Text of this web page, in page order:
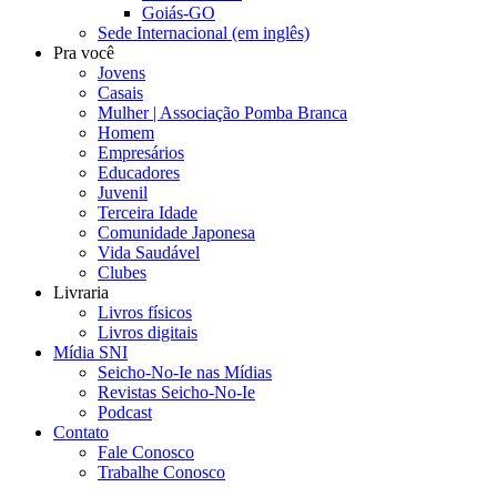
Goiás-GO
Sede Internacional (em inglês)
Pra você
Jovens
Casais
Mulher | Associação Pomba Branca
Homem
Empresários
Educadores
Juvenil
Terceira Idade
Comunidade Japonesa
Vida Saudável
Clubes
Livraria
Livros físicos
Livros digitais
Mídia SNI
Seicho-No-Ie nas Mídias
Revistas Seicho-No-Ie
Podcast
Contato
Fale Conosco
Trabalhe Conosco